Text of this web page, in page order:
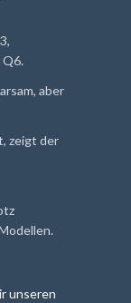
Q6.
aber
zeigt der
unseren